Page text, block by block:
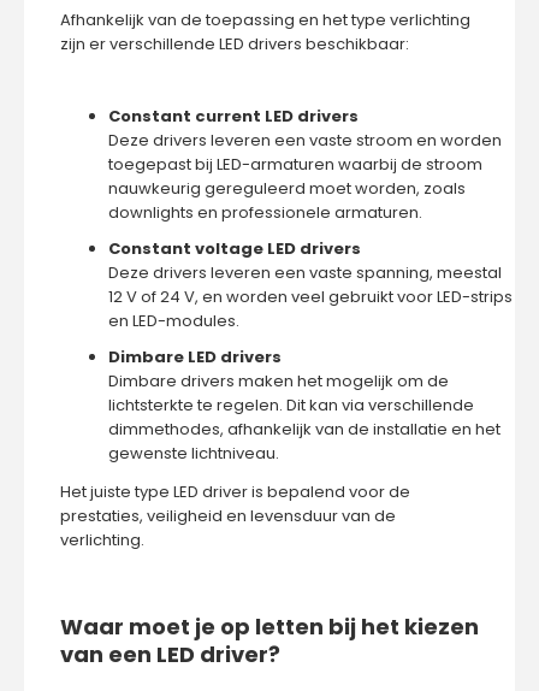
Afhankelijk van de toepassing en het type verlichting
zijn er verschillende LED drivers beschikbaar:
Constant current LED drivers
Deze drivers leveren een vaste stroom en worden
toegepast bij LED-armaturen waarbij de stroom
nauwkeurig gereguleerd moet worden, zoals
downlights en professionele armaturen.
Constant voltage LED drivers
Deze drivers leveren een vaste spanning, meestal
12 V of 24 V, en worden veel gebruikt voor LED-strips
en LED-modules.
Dimbare LED drivers
Dimbare drivers maken het mogelijk om de
lichtsterkte te regelen. Dit kan via verschillende
dimmethodes, afhankelijk van de installatie en het
gewenste lichtniveau.
Het juiste type LED driver is bepalend voor de
prestaties, veiligheid en levensduur van de
verlichting.
Waar moet je op letten bij het kiezen
van een LED driver?